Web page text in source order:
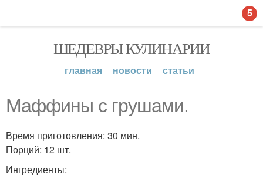
ШЕДЕВРЫ КУЛИНАРИИ
главная новости статьи
Маффины с грушами.
Время приготовления: 30 мин.
Порций: 12 шт.
Ингредиенты:
5